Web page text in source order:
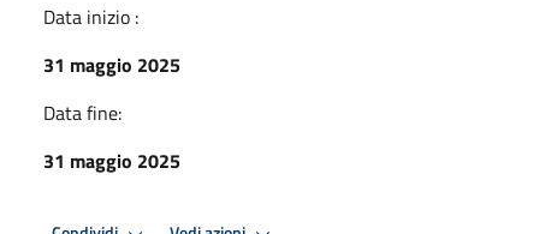
Data inizio :
31 maggio 2025
Data fine:
31 maggio 2025